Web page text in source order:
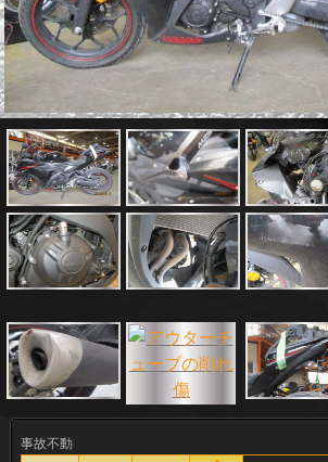
事故不動